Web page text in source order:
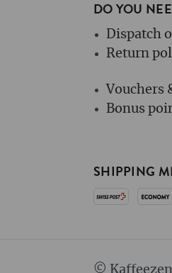
DO YOU
Dispatch
Return
Vouchers
Bonus
SHIPPING